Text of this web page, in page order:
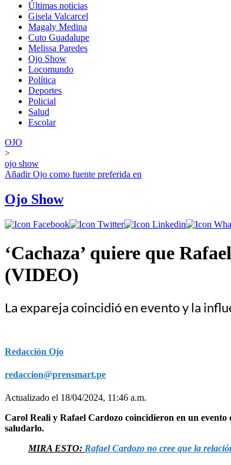
Últimas noticias
Gisela Valcarcel
Magaly Medina
Cuto Guadalupe
Melissa Paredes
Ojo Show
Locomundo
Política
Deportes
Policial
Salud
Escolar
OJO
>
ojo show
AñadirOjo como fuente preferida en
Ojo Show
‘Cachaza’ quiere que
(VIDEO)
La expareja coincidió en evento y la
Redacción Ojo
redaccion@prensmart.pe
Actualizado el 18/04/2024, 11:46 a.m.
Carol Reali y Rafael Cardozo coincidieron en un evento
saludarlo.
MIRA ESTO: Rafael Cardozo no cree que la